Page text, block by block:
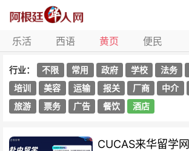
乐活 西语 黄页 便民
行业： 不限 常用 政府 学校 法务
培训
美容 运输 报关 厂商 中介
旅游
票务 广告 餐饮 酒店
CUCAS来华留学网